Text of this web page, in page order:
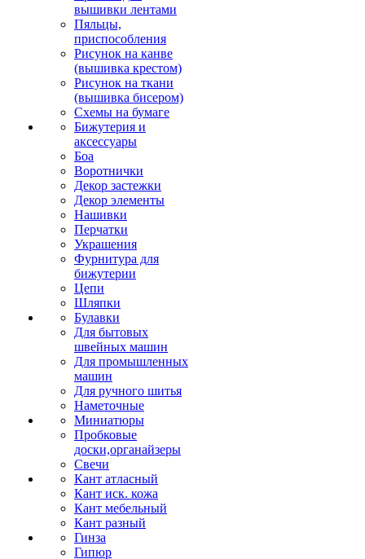
вышивки лентами
Пяльцы,
приспособления
Рисунок на канве
(вышивка крестом)
Рисунок на ткани
(вышивка бисером)
Схемы на бумаге
Бижутерия и
аксессуары
Боа
Воротнички
Декор застежки
Декор элементы
Нашивки
Перчатки
Украшения
Фурнитура для
бижутерии
Цепи
Шляпки
Булавки
Для бытовых
швейных машин
Для промышленных
машин
Для ручного шитья
Наметочные
Миниатюры
Пробковые
доски,органайзеры
Свечи
Кант атласный
Кант иск. кожа
Кант мебельный
Кант разный
Гинза
Гипюр